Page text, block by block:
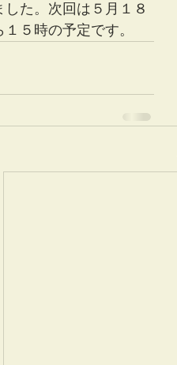
た。次回は５月１８
５時の予定です。